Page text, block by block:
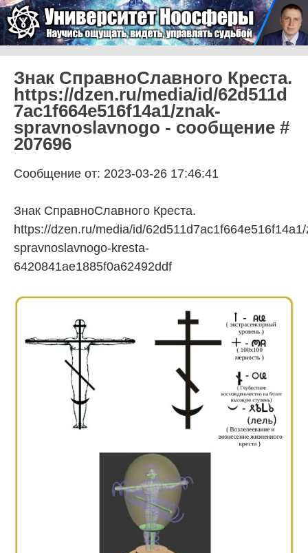
Университет Ноосферы
Знак СправноСлавного Креста.
https://dzen.ru/media/id/62d511d
7ac1f664e516f14a1/znak-
spravnoslavnogo - сообщение #
207696
Сообщение от: 2023-03-26 17:46:41
Знак СправноСлавного Креста.
https://dzen.ru/media/id/
spravnoslavnogo-kresta-
6420841ae1885f0a62492ddf